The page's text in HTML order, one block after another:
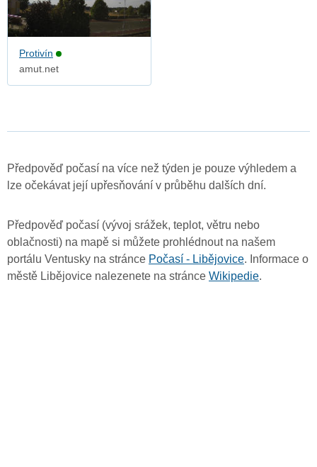
Protivín
amut.net
Předpověď počasí na více než týden je pouze výhledem a
lze očekávat její upřesňování v průběhu dalších dní.
Předpověď počasí (vývoj srážek, teplot, větru nebo
oblačnosti) na mapě si můžete prohlédnout na našem
portálu Ventusky na stránce Počasí - Libějovice. Informace o
městě Libějovice nalezenete na stránce Wikipedie.